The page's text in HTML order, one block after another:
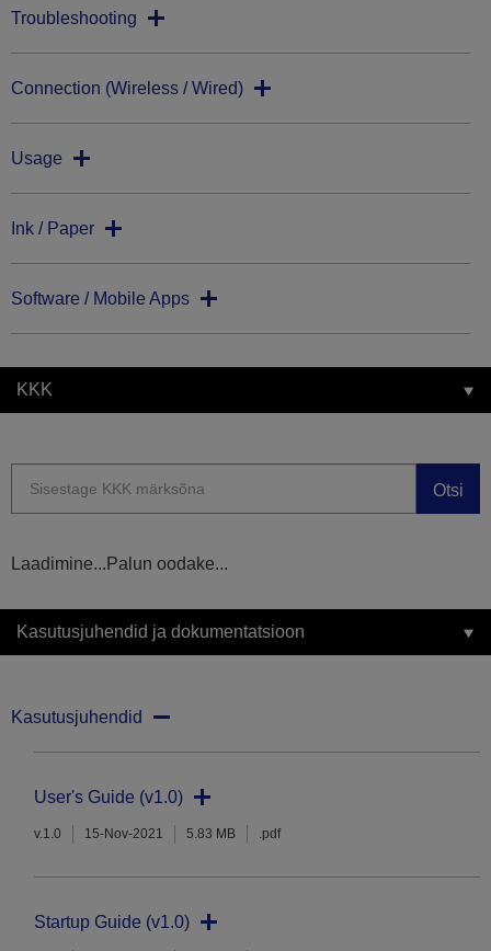
Troubleshooting
Connection (Wireless / Wired)
Usage
Ink / Paper
Software / Mobile Apps
KKK
Otsi
Laadimine...Palun oodake...
Kasutusjuhendid ja dokumentatsioon
Kasutusjuhendid
User's Guide (v1.0)
v.1.0 15-Nov-2021 5.83 MB .pdf
Startup Guide (v1.0)